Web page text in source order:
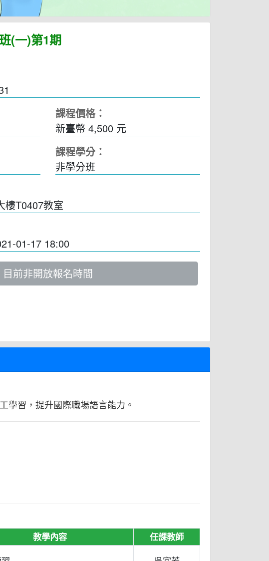
(一)第1期
課程價格：
新臺幣 4,500 元
課程學分：
非學分班
樓T0407教室
01-17 18:00
目前非開放報名時間
學習，提升國際職場語言能力。
教學內容 任課教師